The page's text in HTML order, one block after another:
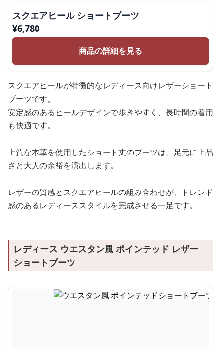
スクエアヒール ショートブーツ
¥6,780
商品の詳細を見る
スクエアヒールが特徴的なレディース向けレザーショート
ブーツです。
安定感のあるヒールデザインで歩きやすく、長時間の着用
も快適です。
上質な本革を使用したショート丈のブーツは、足元に上品
さと大人の余裕を演出します。
レザーの質感とスクエアヒールの組み合わせが、トレンド
感のあるレディーススタイルを完成させる一足です。
レディース ウエスタン風 ポインテッド レザー
ショートブーツ